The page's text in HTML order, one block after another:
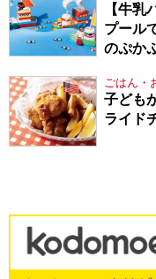
【牛乳
プール
のぷか
ごはん・
子ども
ライド